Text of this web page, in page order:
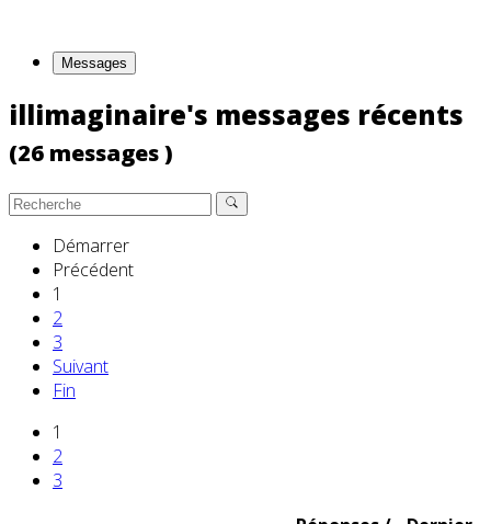
Messages
illimaginaire's messages récents
(26 messages )
Démarrer
Précédent
1
2
3
Suivant
Fin
1
2
3